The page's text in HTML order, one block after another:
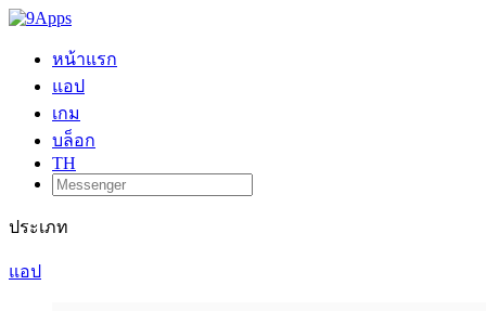
หน้าแรก
แอป
เกม
บล็อก
TH
ประเภท
แอป